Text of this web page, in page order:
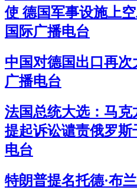
使 德国军事设施上
国际广播电台
中国对德国出口再
广播电台
法国总统大选：马
提起诉讼谴责俄罗
电台
特朗普提名托德·布